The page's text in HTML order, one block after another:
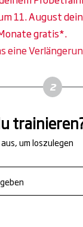
11. August
gratis*.
eine
um loszulegen